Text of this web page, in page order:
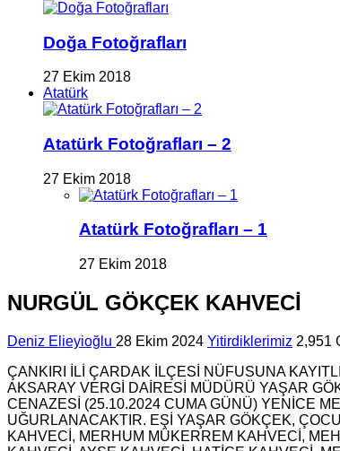
Doğa Fotoğrafları
27 Ekim 2018
Atatürk
Atatürk Fotoğrafları – 2
27 Ekim 2018
Atatürk Fotoğrafları – 1
27 Ekim 2018
NURGÜL GÖKÇEK KAHVECİ
Deniz Elieyioğlu 28 Ekim 2024 Yitirdiklerimiz 2,951
ÇANKIRI İLİ ÇARDAK İLÇESİ NÜFUSUNA
AKSARAY VERGİ DAİRESİ MÜDÜRÜ YAŞAR
CENAZESİ (25.10.2024 CUMA GÜNÜ) YENİCE
UĞURLANACAKTIR. EŞİ YAŞAR GÖKÇEK,
KAHVECİ, MERHUM MÜKERREM KAHVECİ,